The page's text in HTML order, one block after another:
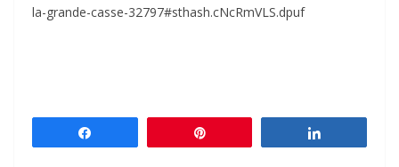
la-grande-casse-32797#sthash.cNcRmVLS.dpuf